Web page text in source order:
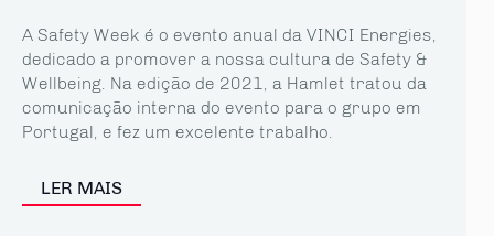
A Safety Week é o evento anual da VINCI Energies,
dedicado a promover a nossa cultura de Safety &
Wellbeing. Na edição de 2021, a Hamlet tratou da
comunicação interna do evento para o grupo em
Portugal, e fez um excelente trabalho.
LER MAIS